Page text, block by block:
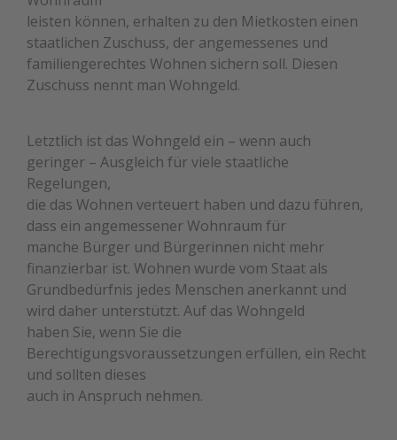
leisten können, erhalten zu den Mietkosten einen
staatlichen Zuschuss, der angemessenes und
familiengerechtes Wohnen sichern soll. Diesen
Zuschuss nennt man Wohngeld.
Letztlich ist das Wohngeld ein – wenn auch
geringer – Ausgleich für viele staatliche
Regelungen,
die das Wohnen verteuert haben und dazu führen,
dass ein angemessener Wohnraum für
manche Bürger und Bürgerinnen nicht mehr
finanzierbar ist. Wohnen wurde vom Staat als
Grundbedürfnis jedes Menschen anerkannt und
wird daher unterstützt. Auf das Wohngeld
haben Sie, wenn Sie die
Berechtigungsvoraussetzungen erfüllen, ein Recht
und sollten dieses
auch in Anspruch nehmen.